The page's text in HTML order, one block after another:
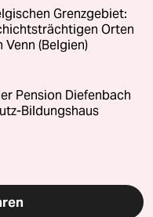
Grenzgebiet:
Orten
(Belgien)
Pension Diefenbach
Bildungshaus